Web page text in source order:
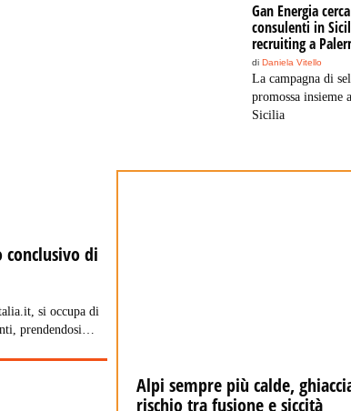
conclusivo di
si occupa di
prendendosi
i loro
Gan Energia cerca
consulenti in
recruiting a
di Daniela Vitello
La campagna di
promossa insieme
Sicilia
Alpi sempre più calde,
rischio tra fusione e siccità